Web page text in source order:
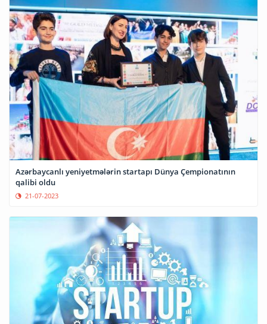
Azərbaycanlı yeniyetmələrin startapı Dünya Çempionatının
qalibi oldu
21-07-2023